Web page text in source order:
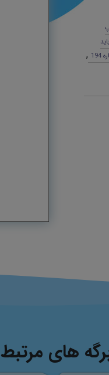
,
های مرتبط